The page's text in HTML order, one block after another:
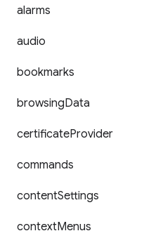
alarms
audio
bookmarks
browsingData
certificateProvider
commands
contentSettings
contextMenus